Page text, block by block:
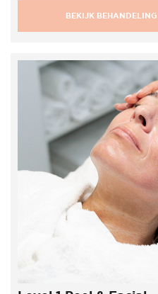
BEKIJK BEHANDELING